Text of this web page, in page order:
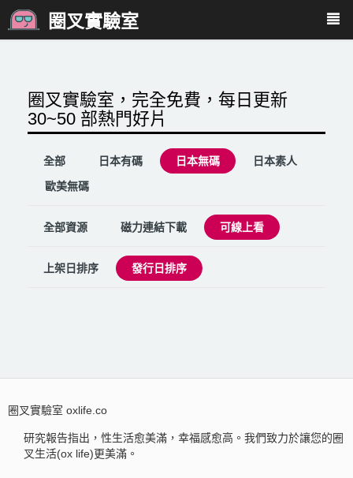
圈叉實驗室
圈叉實驗室，完全免費，每日更新
30~50 部熱門好片
全部 日本有碼 日本無碼
日本素人
歐美無碼
全部資源 磁力連結下載 可線上看
上架日排序 發行日排序
圈叉實驗室 oxlife.co
研究報告指出，性生活愈美滿，幸福感愈高。我們致力於讓您的圈
叉生活(ox life)更美滿。